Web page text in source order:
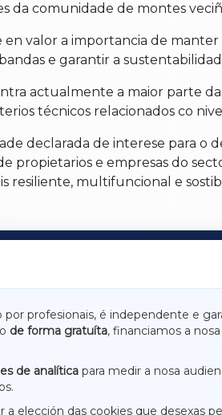
da comunidade de montes
valor a importancia de
e garantir a
actualmente a maior parte
técnicos relacionados co
declarada de interese para o
propietarios e empresas do
resiliente, multifuncional e
profesionais, é independente e
de forma gratuíta, financiamos a
de analítica para medir a nosa
a elección das cookies que desexas
LUGOXA
RIBEIRASACRAXA